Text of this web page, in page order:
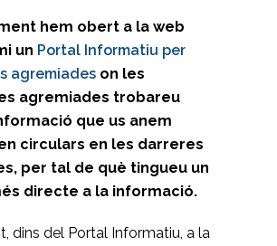
hem obert a la web
un Portal Informatiu per
agremiades on les
agremiades trobareu
que us anem
circulars en les darreres
per tal de què tingueu un
directe a la informació.
dins del Portal Informatiu, a la